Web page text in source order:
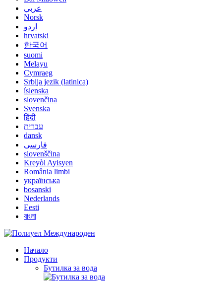
عربي
Norsk
اردو
hrvatski
한국어
suomi
Melayu
Cymraeg
Srbija jezik (latinica)
íslenska
slovenčina
Svenska
हिंदी
עברית
dansk
فارسی
slovenščina
Kreyòl Ayisyen
România limbi
українська
bosanski
Nederlands
Eesti
বাংলা
Начало
Продукти
Бутилка за вода